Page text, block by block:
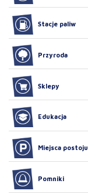
Stacje paliw
Przyroda
Sklepy
Edukacja
Miejsca postoju
Pomniki